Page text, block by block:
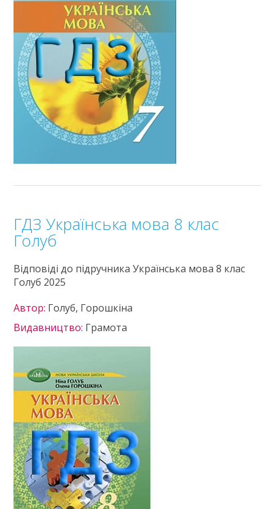
ГДЗ Українська мова 8 клас
Голуб
Відповіді до підручника Українська мова 8 клас
Голуб 2025
Автор: Голуб, Горошкіна
Видавництво: Грамота